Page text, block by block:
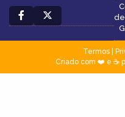
Termos|
Criado com ❤️ e ☕